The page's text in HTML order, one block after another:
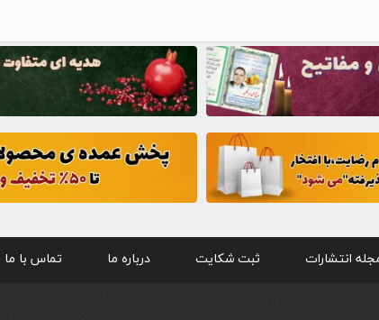
انتشارات ثبت شکایت درباره ما تماس با ما